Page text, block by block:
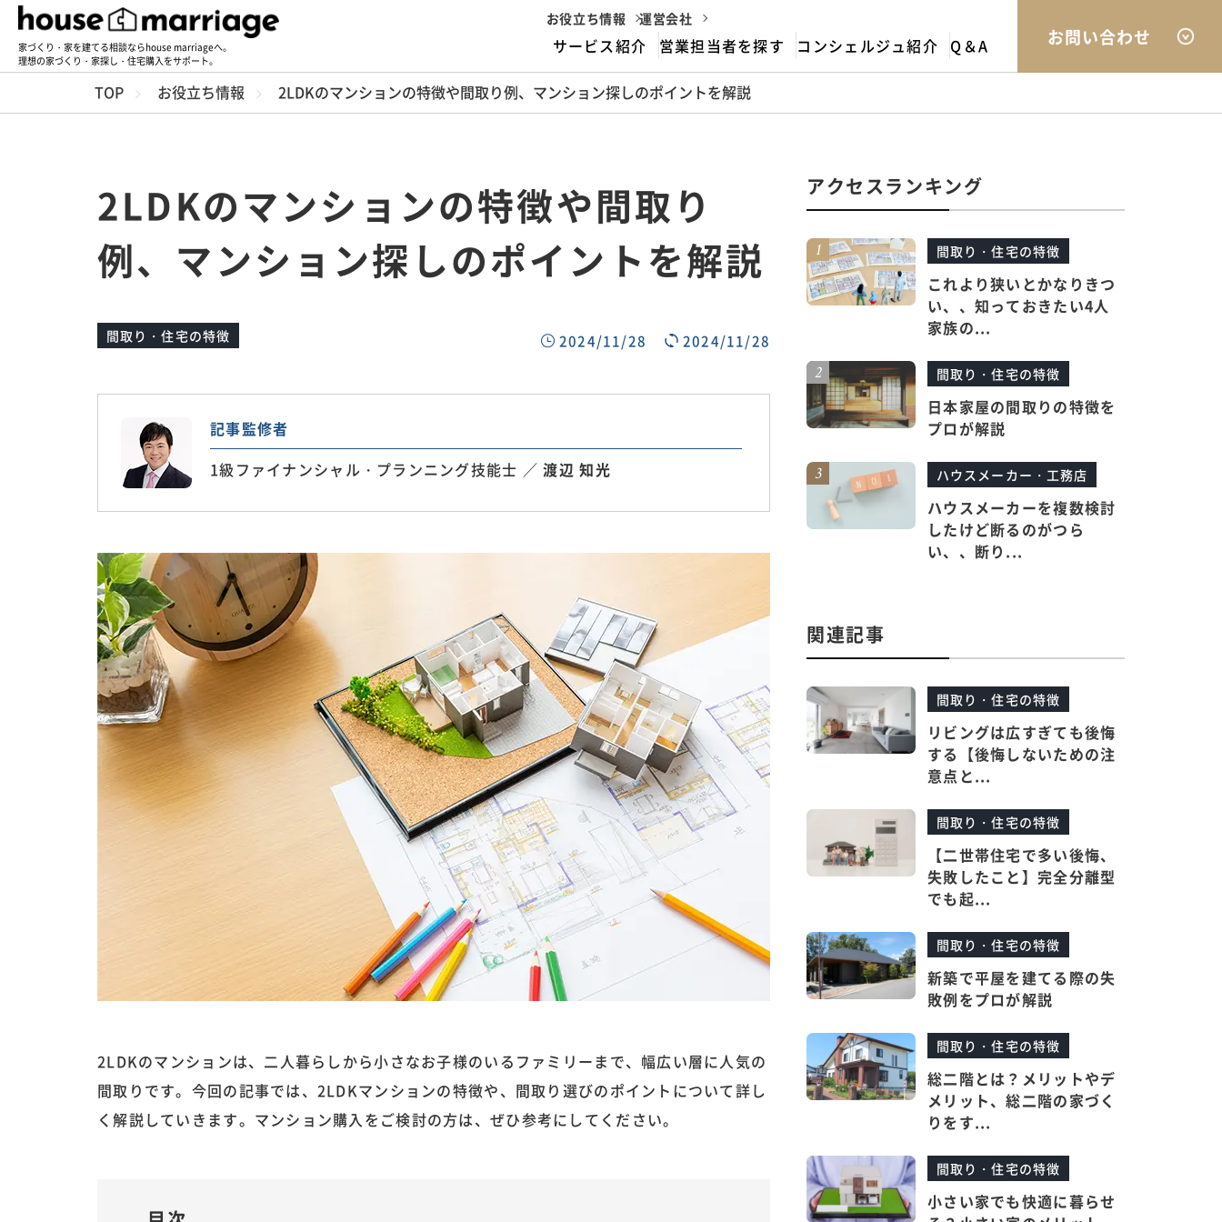
家づくり・家を建てる相談ならhouse marriageへ。
理想の家づくり・家探し・住宅購入をサポート。
お役立ち情報 運営会社
サービス紹介
housemarriageとは
営業担当者を探す コンシェルジュ紹介 Q＆A お問い合わせ
TOP お役立ち情報 2LDKのマンションの特徴や間取り例、マンション探しのポイントを解説
2LDKのマンションの特徴や間取り
例、マンション探しのポイントを解説
間取り・住宅の特徴 2024/11/28 2024/11/28
記事監修者
1級ファイナンシャル・プランニング技能士 ／渡辺 知光
2LDKのマンションは、二人暮らしから小さなお子様のいるファミリーまで、幅広い層に人気の
間取りです。今回の記事では、2LDKマンションの特徴や、間取り選びのポイントについて詳し
く解説していきます。マンション購入をご検討の方は、ぜひ参考にしてください。
アクセスランキング
間取り・住宅の特徴
これより狭いとかなりきつ
い、、知っておきたい4人
家族の...
間取り・住宅の特徴
日本家屋の間取りの特徴を
プロが解説
ハウスメーカー・工務店
ハウスメーカーを複数検討
したけど断るのがつら
い、、断り...
関連記事
間取り・住宅の特徴
リビングは広すぎても後悔
する【後悔しないための注
意点と...
間取り・住宅の特徴
【二世帯住宅で多い後悔、
失敗したこと】完全分離型
でも起...
間取り・住宅の特徴
新築で平屋を建てる際の失
敗例をプロが解説
間取り・住宅の特徴
総二階とは？メリットやデ
メリット、総二階の家づく
りをす...
間取り・住宅の特徴
小さい家でも快適に暮らせ